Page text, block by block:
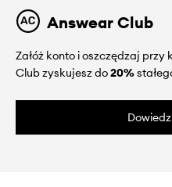
Answear Club
Załóż konto i oszczędzaj
Club zyskujesz do20%